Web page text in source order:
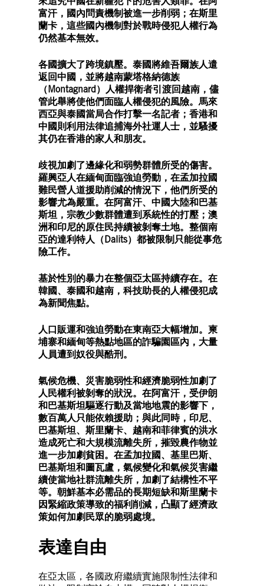
富汗，國內問責機制被進一步削弱；在斯里
蘭卡，這些國內機制對於戰時侵犯人權行為
仍然基本無效。
各國擴大了跨境鎮壓。泰國將維吾爾族人遣
返回中國，並將越南蒙塔格納德族
（Montagnard）人權捍衛者引渡回越南，儘
管此舉將使他們面臨人權侵犯的風險。馬來
西亞與泰國當局合作打擊一名記者；香港和
中國則利用法律追捕海外社運人士，並騷擾
其仍在香港的家人和朋友。
歧視加劇了邊緣化和弱勢群體所受的傷害。
羅興亞人在緬甸面臨強迫勞動，在孟加拉國
難民營人道援助削減的情況下，他們所受的
影響尤為嚴重。在阿富汗、中國大陸和巴基
斯坦，宗教少數群體遭到系統性的打壓；澳
洲和印尼的原住民持續被剝奪土地。整個南
亞的達利特人（Dalits）都被限制只能從事危
險工作。
基於性別的暴力在整個亞太區持續存在。在
韓國、泰國和越南，科技助長的人權侵犯成
為新聞焦點。
人口販運和強迫勞動在東南亞大幅增加。柬
埔寨和緬甸等熱點地區的詐騙園區內，大量
人員遭到奴役與酷刑。
氣候危機、災害脆弱性和經濟脆弱性加劇了
人民權利被剝奪的狀況。在阿富汗，受伊朗
和巴基斯坦驅逐行動及當地地震的影響下，
數百萬人只能依賴援助；與此同時，印尼、
巴基斯坦、斯里蘭卡、越南和菲律賓的洪水
造成死亡和大規模流離失所，摧毀農作物並
進一步加劇貧困。在孟加拉國、基里巴斯、
巴基斯坦和圖瓦盧，氣候變化和氣候災害繼
續使當地社群流離失所，加劇了結構性不平
等。朝鮮基本必需品的長期短缺和斯里蘭卡
因緊縮政策導致的福利削減，凸顯了經濟政
策如何加劇民眾的脆弱處境。
表達自由
在亞太區，各國政府繼續實施限制性法律和